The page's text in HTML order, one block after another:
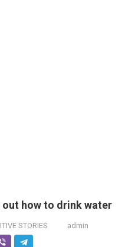
out how to drink water
STORIES admin